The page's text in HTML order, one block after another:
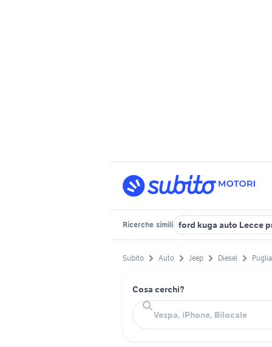
Ricerche simili ford kuga auto Lecce
Subito Auto Jeep Diesel Puglia
Cosa cerchi?